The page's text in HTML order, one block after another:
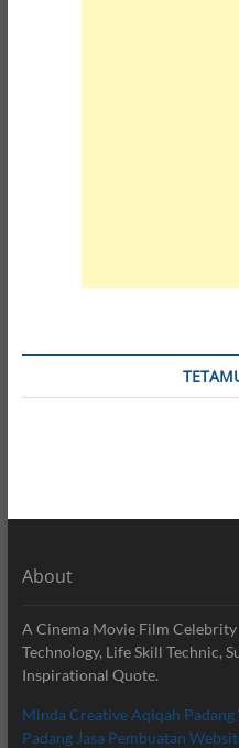
About
A Cinema Movie Film Celebrity
Technology, Life Skill Technic,
Inspirational Quote.
Minda CreativeAqiqah Padang
Padang Jasa Pembuatan